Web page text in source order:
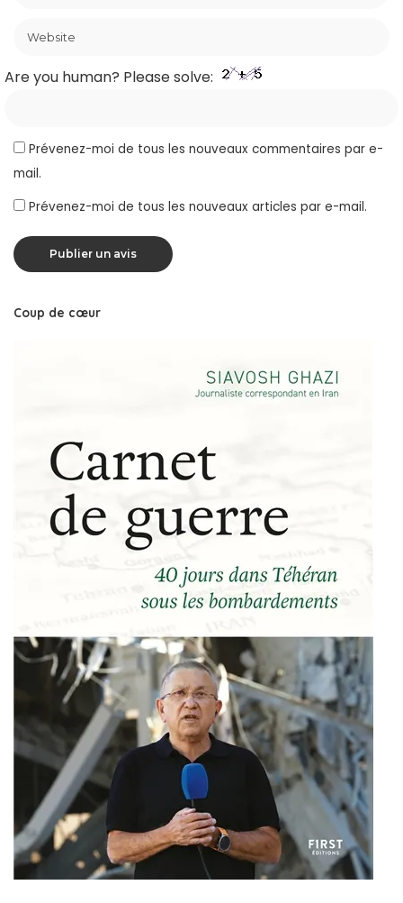
Are you human? Please solve:
Prévenez-moi de tous les nouveaux commentaires par e-
mail.
Prévenez-moi de tous les nouveaux articles par e-mail.
Coup de cœur